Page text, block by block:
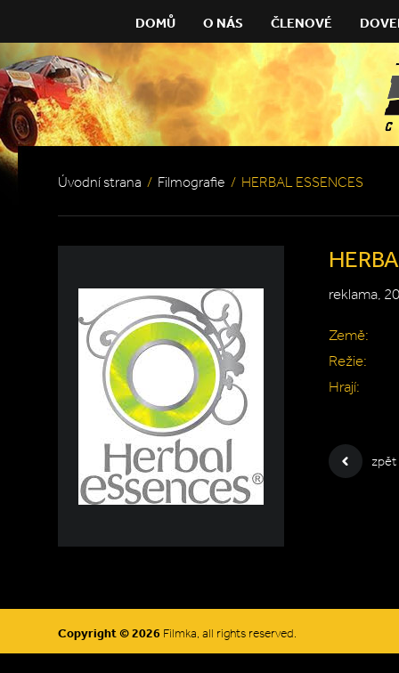
DOMŮ O NÁS ČLENOVÉ
Úvodní strana / Filmografie / HERBAL ESSENCES
reklama,
Země:
Režie:
Hrají:
zpět
Copyright © 2026 Filmka, all rights reserved.